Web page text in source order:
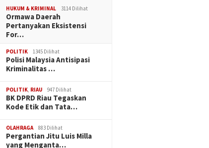
HUKUM & KRIMINAL 3114 Dilihat
Ormawa Daerah
Pertanyakan Eksistensi
For…
POLITIK 1345 Dilihat
Polisi Malaysia Antisipasi
Kriminalitas …
POLITIK, RIAU 947 Dilihat
BK DPRD Riau Tegaskan
Kode Etik dan Tata…
OLAHRAGA 883 Dilihat
Pergantian Jitu Luis Milla
yang Menganta…